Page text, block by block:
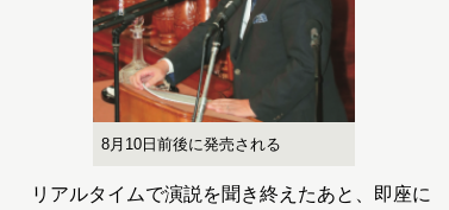
8月10日前後に発売される
リアルタイムで演説を聞き終えたあと、即座に